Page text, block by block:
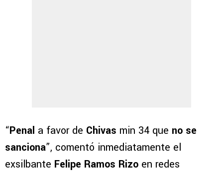
“Penal a favor de Chivas min 34 que no se
sanciona”, comentó inmediatamente el
exsilbante Felipe Ramos Rizo en redes